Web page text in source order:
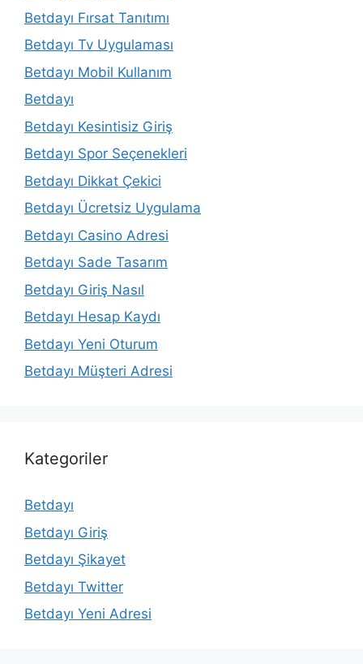
Betdayı Fırsat Tanıtımı
Betdayı Tv Uygulaması
Betdayı Mobil Kullanım
Betdayı
Betdayı Kesintisiz Giriş
Betdayı Spor Seçenekleri
Betdayı Dikkat Çekici
Betdayı Ücretsiz Uygulama
Betdayı Casino Adresi
Betdayı Sade Tasarım
Betdayı Giriş Nasıl
Betdayı Hesap Kaydı
Betdayı Yeni Oturum
Betdayı Müşteri Adresi
Kategoriler
Betdayı
Betdayı Giriş
Betdayı Şikayet
Betdayı Twitter
Betdayı Yeni Adresi